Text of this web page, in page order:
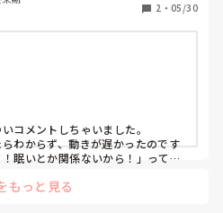
ターが後ろで見てて「巻で」と
けどそれは心の中で思っときま
ーとの振り返りのときに、「落
なんだったら日勤もろくに部屋
？」確かに自分は焦ると周りが
とで点眼やり忘れてまた訪室し
の悪いところは自分でもよくわ
れると凹みます。
師とプリセプターが仲良くて別
れ絶対私の事言われてるなって
2 ・ 05/30
コメントしちゃいました。
わからず、動きが遅かったのです
眠いとか関係ないから！」って言
もっと見る